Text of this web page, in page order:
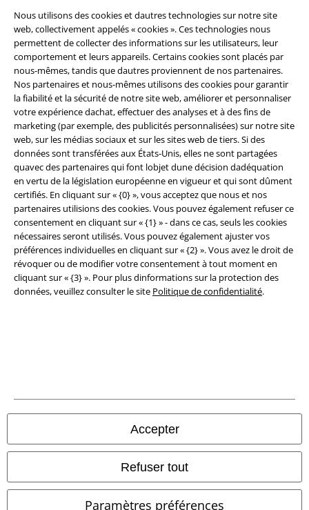
Nous utilisons des cookies et dautres technologies sur notre site
web, collectivement appelés « cookies ». Ces technologies nous
permettent de collecter des informations sur les utilisateurs, leur
comportement et leurs appareils. Certains cookies sont placés par
nous-mêmes, tandis que dautres proviennent de nos partenaires.
Nos partenaires et nous-mêmes utilisons des cookies pour garantir
la fiabilité et la sécurité de notre site web, améliorer et personnaliser
votre expérience dachat, effectuer des analyses et à des fins de
marketing (par exemple, des publicités personnalisées) sur notre site
web, sur les médias sociaux et sur les sites web de tiers. Si des
données sont transférées aux États-Unis, elles ne sont partagées
quavec des partenaires qui font lobjet dune décision dadéquation
en vertu de la législation européenne en vigueur et qui sont dûment
certifiés. En cliquant sur « {0} », vous acceptez que nous et nos
partenaires utilisions des cookies. Vous pouvez également refuser ce
consentement en cliquant sur « {1} » - dans ce cas, seuls les cookies
nécessaires seront utilisés. Vous pouvez également ajuster vos
préférences individuelles en cliquant sur « {2} ». Vous avez le droit de
révoquer ou de modifier votre consentement à tout moment en
cliquant sur « {3} ». Pour plus dinformations sur la protection des
données, veuillez consulter le site Politique de confidentialité.
Accepter
Refuser tout
Paramètres préférences
Légal
Conditions générales
Éditeur
Clauses de confidentialité
Élimination des déchets et protection de l'environnement
Déclaration de Conformité
Tous nos prix sont T.T.C. Cependant, ils ne comprennent pasles frais
denvoi.
© 1986-2026 Large Popmerchandising BV
Boutiques en ligne EMP